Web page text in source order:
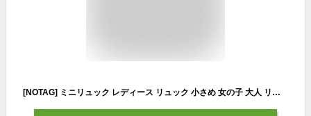
[NOTAG] ミニリュック レディース リュック 小さめ 女の子 大人 リュックサック 小型 防水 軽量 レザー かわいい おしゃれ シンプル 使いやすい 人気 通勤 通学 プレゼント (Black)